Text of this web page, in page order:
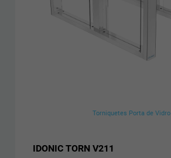
Torniquetes Porta de Vidro
IDONIC TORN V211